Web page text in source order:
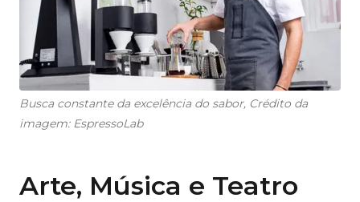
Busca constante da excelência do sabor, Crédito da
imagem: EspressoLab
Arte, Música e Teatro